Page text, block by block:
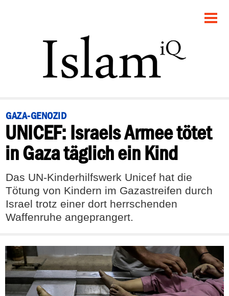
POLITIK
PANORAMA
RECHT
FEUILLETON
DEBATTE
GAZA-GENOZID
UNICEF: Israels Armee tötet
in Gaza täglich ein Kind
Das UN-Kinderhilfswerk Unicef hat die
Tötung von Kindern im Gazastreifen durch
Israel trotz einer dort herrschenden
Waffenruhe angeprangert.